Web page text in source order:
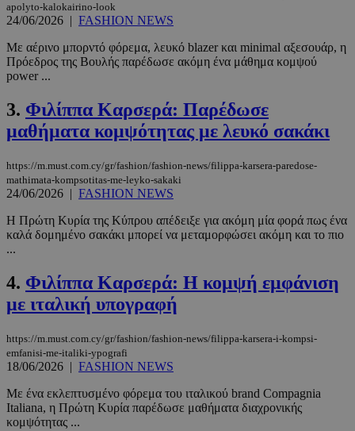
apolyto-kalokairino-look
24/06/2026 | FASHION NEWS
Με αέρινο μπορντό φόρεμα, λευκό blazer και minimal αξεσουάρ, η
Πρόεδρος της Βουλής παρέδωσε ακόμη ένα μάθημα κομψού
power ...
3. Φιλίππα Καρσερά: Παρέδωσε
μαθήματα κομψότητας με λευκό σακάκι
https://m.must.com.cy/gr/fashion/fashion-news/filippa-karsera-paredose-
mathimata-kompsotitas-me-leyko-sakaki
24/06/2026 | FASHION NEWS
Η Πρώτη Κυρία της Κύπρου απέδειξε για ακόμη μία φορά πως ένα
καλά δομημένο σακάκι μπορεί να μεταμορφώσει ακόμη και το πιο
...
4. Φιλίππα Καρσερά: Η κομψή εμφάνιση
με ιταλική υπογραφή
https://m.must.com.cy/gr/fashion/fashion-news/filippa-karsera-i-kompsi-
emfanisi-me-italiki-ypografi
18/06/2026 | FASHION NEWS
Με ένα εκλεπτυσμένο φόρεμα του ιταλικού brand Compagnia
Italiana, η Πρώτη Κυρία παρέδωσε μαθήματα διαχρονικής
κομψότητας ...